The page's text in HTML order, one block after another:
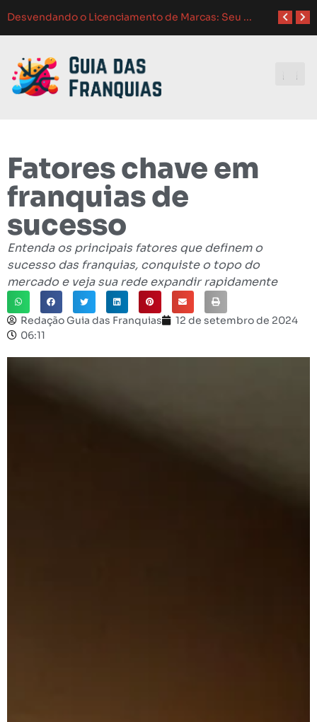
Como Adaptar Estratégias de Atendimento ao Cliente em Franquias: O Guia Completo para o SucessoMelhores Ferramentas de Gerenciamento para Franquias em 2024: Guia Completo
Como Franquias se Adaptam a Mudanças de Mercado: Guia Completo
Fatores chave em
franquias de
sucesso
Entenda os principais fatores que definem o
sucesso das franquias, conquiste o topo do
mercado e veja sua rede expandir rapidamente
Redação Guia das Franquias
12 de setembro de 2024
06:11